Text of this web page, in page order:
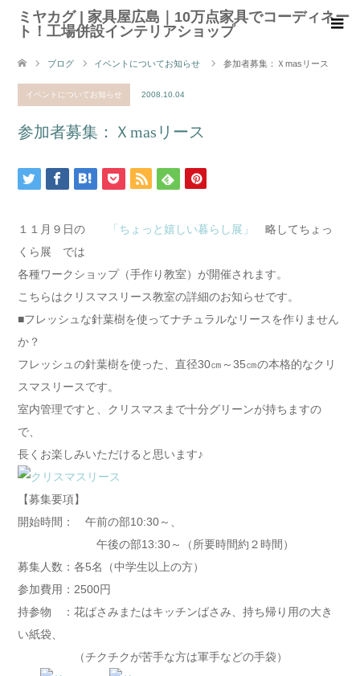
ミヤカグ | 家具屋広島｜10万点家具でコーディネー
ト！工場併設インテリアショップ
ブログ イベントについてお知らせ 参加者募集：Ｘmasリース
イベントについてお知らせ 2008.10.04
参加者募集：Ｘmasリース
１１月９日の 「ちょっと嬉しい暮らし展」
略してちょっ
くら展 では
各種ワークショップ（手作り教室）が開催されます。
こちらはクリスマスリース教室の詳細のお知らせです。
■フレッシュな針葉樹を使ってナチュラルなリースを作りません
か？
フレッシュの針葉樹を使った、直径30㎝～35㎝の本格的なクリ
スマスリースです。
室内管理ですと、クリスマスまで十分グリーンが持ちますの
で、
長くお楽しみいただけると思います♪
【募集要項】
開始時間： 午前の部10:30～、
午後の部13:30～（所要時間約２時間）
募集人数：各5名（中学生以上の方）
参加費用：2500円
持参物 ：花ばさみまたはキッチンばさみ、持ち帰り用の大き
い紙袋、
（チクチクが苦手な方は軍手などの手袋）